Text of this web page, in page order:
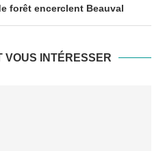
forêt encerclent Beauval
VOUS INTÉRESSER